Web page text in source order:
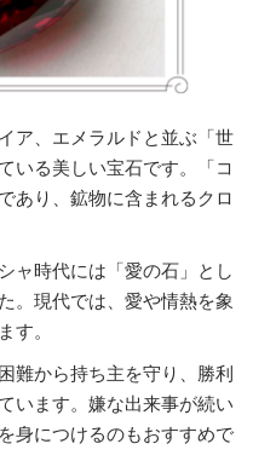
ア、エメラルドと並ぶ「世
いる美しい宝石です。「コ
あり、鉱物に含まれるクロ
ャ時代には「愛の石」とし
。現代では、愛や情熱を象
す。
難から持ち主を守り、勝利
います。嫌な出来事が続い
身につけるのもおすすめで